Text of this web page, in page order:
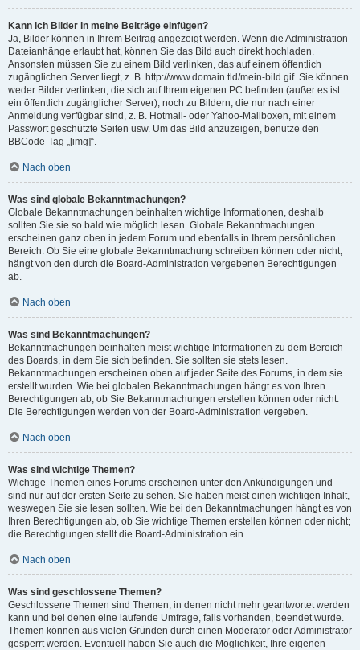
Kann ich Bilder in meine Beiträge einfügen?
Ja, Bilder können in Ihrem Beitrag angezeigt werden. Wenn die Administration
Dateianhänge erlaubt hat, können Sie das Bild auch direkt hochladen.
Ansonsten müssen Sie zu einem Bild verlinken, das auf einem öffentlich
zugänglichen Server liegt, z. B. http://www.domain.tld/mein-bild.gif. Sie können
weder Bilder verlinken, die sich auf Ihrem eigenen PC befinden (außer es ist
ein öffentlich zugänglicher Server), noch zu Bildern, die nur nach einer
Anmeldung verfügbar sind, z. B. Hotmail- oder Yahoo-Mailboxen, mit einem
Passwort geschützte Seiten usw. Um das Bild anzuzeigen, benutze den
BBCode-Tag „[img]“.
Nach oben
Was sind globale Bekanntmachungen?
Globale Bekanntmachungen beinhalten wichtige Informationen, deshalb
sollten Sie sie so bald wie möglich lesen. Globale Bekanntmachungen
erscheinen ganz oben in jedem Forum und ebenfalls in Ihrem persönlichen
Bereich. Ob Sie eine globale Bekanntmachung schreiben können oder nicht,
hängt von den durch die Board-Administration vergebenen Berechtigungen
ab.
Nach oben
Was sind Bekanntmachungen?
Bekanntmachungen beinhalten meist wichtige Informationen zu dem Bereich
des Boards, in dem Sie sich befinden. Sie sollten sie stets lesen.
Bekanntmachungen erscheinen oben auf jeder Seite des Forums, in dem sie
erstellt wurden. Wie bei globalen Bekanntmachungen hängt es von Ihren
Berechtigungen ab, ob Sie Bekanntmachungen erstellen können oder nicht.
Die Berechtigungen werden von der Board-Administration vergeben.
Nach oben
Was sind wichtige Themen?
Wichtige Themen eines Forums erscheinen unter den Ankündigungen und
sind nur auf der ersten Seite zu sehen. Sie haben meist einen wichtigen Inhalt,
weswegen Sie sie lesen sollten. Wie bei den Bekanntmachungen hängt es von
Ihren Berechtigungen ab, ob Sie wichtige Themen erstellen können oder nicht;
die Berechtigungen stellt die Board-Administration ein.
Nach oben
Was sind geschlossene Themen?
Geschlossene Themen sind Themen, in denen nicht mehr geantwortet werden
kann und bei denen eine laufende Umfrage, falls vorhanden, beendet wurde.
Themen können aus vielen Gründen durch einen Moderator oder Administrator
gesperrt werden. Eventuell haben Sie auch die Möglichkeit, Ihre eigenen